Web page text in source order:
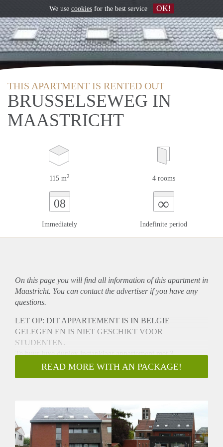
THIS APARTMENT IS RENTED OUT
BRUSSELSEWEG IN
MAASTRICHT
115 m2 4 rooms
08
Immediately
∞
Indefinite period
On this page you will find all information of this apartmentin
Maastricht. You can contact the advertiser if you have any
questions.
LET OP: DIT APPARTEMENT IS IN BELGIE
GELEGEN EN IS NIET GESCHIKT VOOR
STUDENTEN.
Te huur luxe duplex instapklaar appartement met 3
slaapkamers gelegen aan de Maaseikersteenweg in
Smeermaas (Lanaken) net over de grens bij de Brusselseweg
gelijkvloers en twee duplex appartementen met elk een
buitenberging en privé parkeerplaats.
1 ste verdieping:
Het gehele appartement is voorzien van een granieten vloer
READ MORE WITH AN PACKAGE!
We use cookiesfor the best service OK!